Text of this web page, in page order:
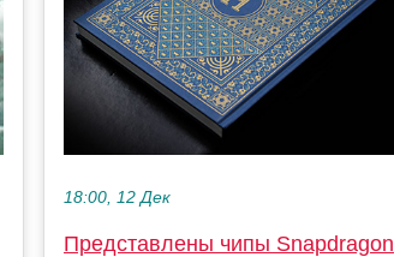
18:00, 12 Дек
Представлены чипы Snapdragon